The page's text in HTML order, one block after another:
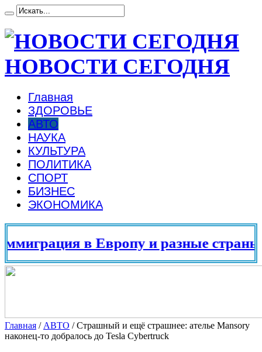
НОВОСТИ СЕГОДНЯ
Главная
ЗДОРОВЬЕ
АВТО
НАУКА
КУЛЬТУРА
ПОЛИТИКА
СПОРТ
БИЗНЕС
ЭКОНОМИКА
в Европу и разные страны
Главная / АВТО /Страшный и ещё страшнее: ателье Mansory
наконец-то добралось до Tesla Cybertruck